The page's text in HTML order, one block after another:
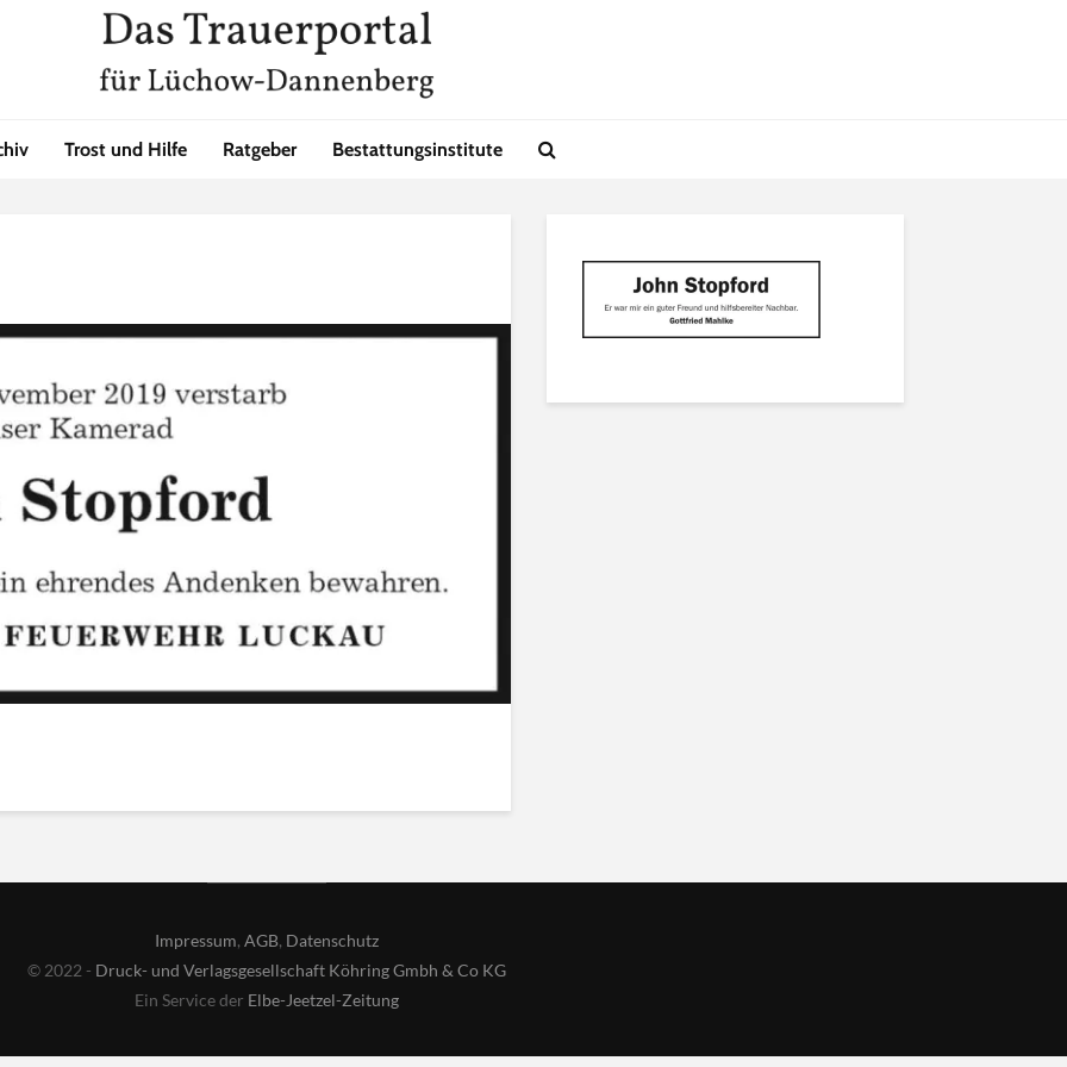
Trost und Hilfe Ratgeber Bestattungsinstitute
Impressum, AGB, Datenschutz
© 2022 - Druck- und Verlagsgesellschaft Köhring Gmbh & Co KG
Ein Service der Elbe-Jeetzel-Zeitung